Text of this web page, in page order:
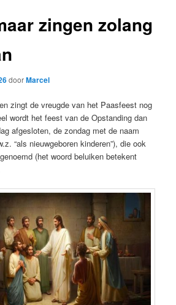
zingen zolang
doorMarcel
zingt de vreugde van het Paasfeest nog
wordt het feest van de Opstanding dan
afgesloten, de zondag met de naam
“als nieuwgeboren kinderen”), die ook
(het woord beluiken betekent